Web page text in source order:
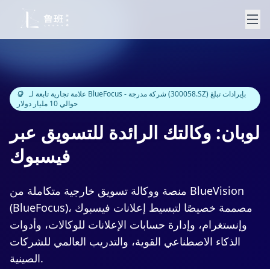
علامة تجارية تابعة لـ BlueFocus - شركة مدرجة (300058.SZ) بإيرادات تبلغ
حوالي 10 مليار دولار
لوبان: وكالتك الرائدة للتسويق عبر
فيسبوك
منصة ووكالة تسويق خارجية متكاملة من BlueVision
(BlueFocus)، مصممة خصيصًا لتبسيط إعلانات فيسبوك
وإنستغرام، وإدارة حسابات الإعلانات للوكالات، وأدوات
الذكاء الاصطناعي القوية، والتدريب العالمي للشركات
الصينية.